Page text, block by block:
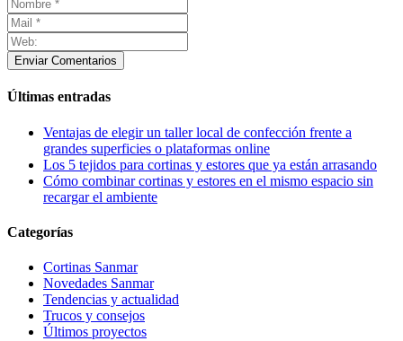
Enviar Comentarios
Últimas entradas
Ventajas de elegir un taller local de confección frente a
grandes superficies o plataformas online
Los 5 tejidos para cortinas y estores que ya están arrasando
Cómo combinar cortinas y estores en el mismo espacio sin
recargar el ambiente
Categorías
Cortinas Sanmar
Novedades Sanmar
Tendencias y actualidad
Trucos y consejos
Últimos proyectos